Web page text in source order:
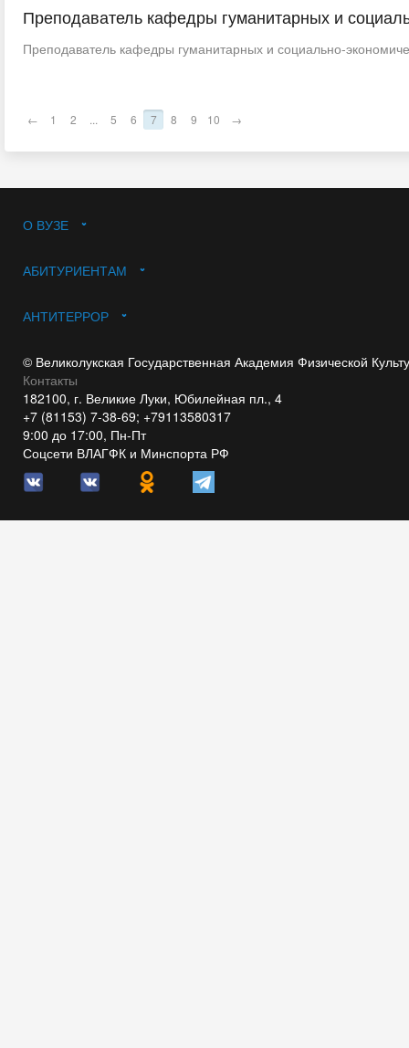
Преподаватель кафедры гуманитарных и
Преподаватель кафедры гуманитарных и социально-
← 1 2 ... 5 6 7 8 9 10 →
О ВУЗЕ
АБИТУРИЕНТАМ
АНТИТЕРРОР
© Великолукская Государственная Академия Физической
Контакты
182100, г. Великие Луки, Юбилейная пл., 4
+7 (81153) 7-38-69; +79113580317
9:00 до 17:00, Пн-Пт
Соцсети ВЛАГФК и Минспорта РФ